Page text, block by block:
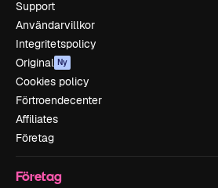
Support
Användarvillkor
Integritetspolicy
Original Ny
Cookies policy
Förtroendecenter
Affiliates
Företag
Företag